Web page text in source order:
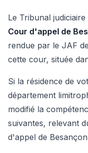
Le Tribunal
Cour d'appel de
rendue par le JAF
cette cour, située
Si la résidence de
département
modifié la
suivantes, relevant
d'appel de